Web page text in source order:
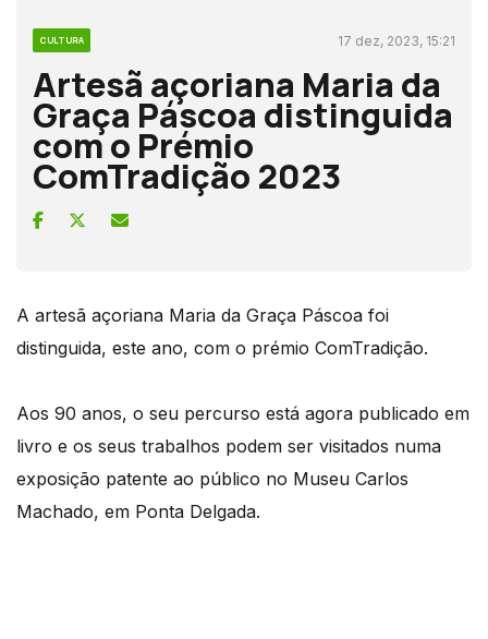
CULTURA 17 dez, 2023, 15:21
Artesã açoriana Maria da
Graça Páscoa distinguida
com o Prémio
ComTradição 2023
A artesã açoriana Maria da Graça Páscoa foi
distinguida, este ano, com o prémio ComTradição.
Aos 90 anos, o seu percurso está agora publicado em
livro e os seus trabalhos podem ser visitados numa
exposição patente ao público no Museu Carlos
Machado, em Ponta Delgada.